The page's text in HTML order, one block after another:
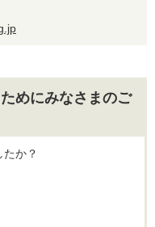
めにみなさまのご
か？